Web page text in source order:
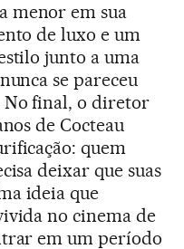
menor em sua
de luxo e um
junto a uma
se pareceu
No final, o diretor
de Cocteau
quem
deixar que suas
ideia que
no cinema de
em um período